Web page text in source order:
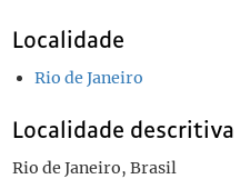
Localidade
Rio de Janeiro
Localidade descritiva
Rio de Janeiro, Brasil